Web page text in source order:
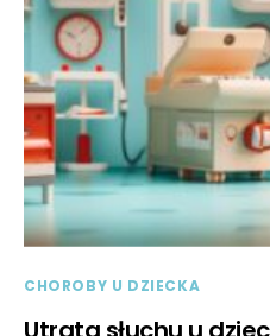
CHOROBY U DZIECKA